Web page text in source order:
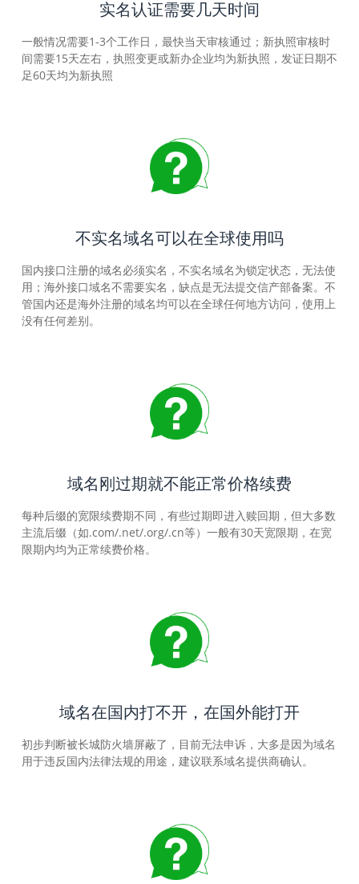
实名认证需要几天时间
一般情况需要1-3个工作日，最快当天审核通过；新执照审核时
间需要15天左右，执照变更或新办企业均为新执照，发证日期不
足60天均为新执照
不实名域名可以在全球使用吗
国内接口注册的域名必须实名，不实名域名为锁定状态，无法使
用；海外接口域名不需要实名，缺点是无法提交信产部备案。不
管国内还是海外注册的域名均可以在全球任何地方访问，使用上
没有任何差别。
域名刚过期就不能正常价格续费
每种后缀的宽限续费期不同，有些过期即进入赎回期，但大多数
主流后缀（如.com/.net/.org/.cn等）一般有30天宽限期，在宽
限期内均为正常续费价格。
域名在国内打不开，在国外能打开
初步判断被长城防火墙屏蔽了，目前无法申诉，大多是因为域名
用于违反国内法律法规的用途，建议联系域名提供商确认。